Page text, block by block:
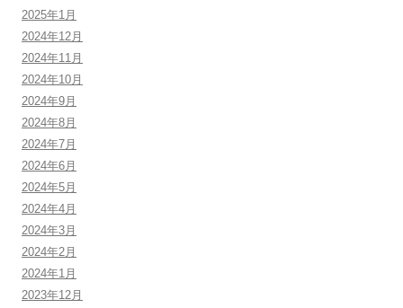
2025年1月
2024年12月
2024年11月
2024年10月
2024年9月
2024年8月
2024年7月
2024年6月
2024年5月
2024年4月
2024年3月
2024年2月
2024年1月
2023年12月